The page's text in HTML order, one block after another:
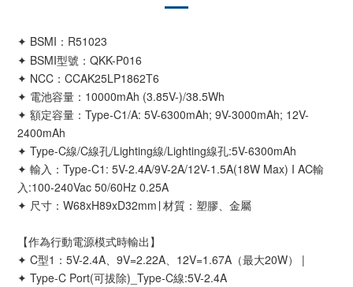
✦ BSMI：R51023
✦ BSMI型號：QKK-P016
✦ NCC：CCAK25LP1862T6
✦ 電池容量：10000mAh (3.85V-)/38.5Wh
✦ 額定容量：Type-C1/A: 5V-6300mAh; 9V-3000mAh; 12V-
2400mAh
✦ Type-C線/C線孔/Lighting線/Lighting線孔:5V-6300mAh
✦ 輸入：Type-C1: 5V-2.4A/9V-2A/12V-1.5A(18W Max) I AC輸
入:100-240Vac 50/60Hz 0.25A
✦ 尺寸：W68xH89xD32mm∣ 材質：塑膠、金屬
【作為行動電源模式時輸出】
✦ C型1：5V-2.4A、9V=2.22A、12V=1.67A（最大20W） |
✦ Type-C Port(可拔除)_Type-C線:5V-2.4A